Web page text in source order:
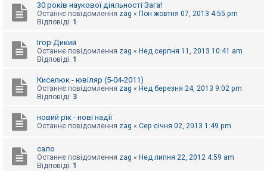
м
б
з
о
е
к
30 років наукової діяльності Зага!
Останнє повідомлення zag « Пон жовтня 07, 2013 4:55 pm
Відповіді: 1
Ігор Дикий
Останнє повідомлення zag « Нед серпня 11, 2013 10:41 am
Відповіді: 1
Киселюк - ювіляр (5-04-2011)
Останнє повідомлення zag « Нед березня 24, 2013 9:02 pm
Відповіді: 3
новий рік - нові надії
Останнє повідомлення zag « Сер січня 02, 2013 1:49 pm
сало
Останнє повідомлення zag « Нед липня 22, 2012 4:59 am
Відповіді: 1